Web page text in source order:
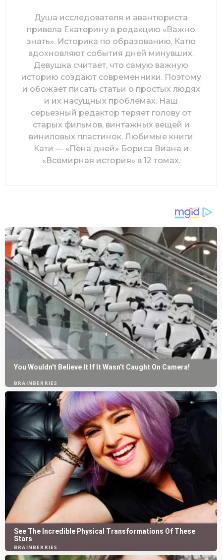
Душа исследователя и авантюриста
привела Екатерину в редакцию «Важно
знать». Историка по образованию, Катю
вдохновляют события дней минувших.
Девушка считает, что самую важную
историю создают современники. Поэтому
и обожает писать статьи о простых людях
и их насущных проблемах. Наш
серьезный редактор теряет голову от
старых фильмов, винтажных вещей и
виниловых пластинок. Любимые книги
Кати — «Пена дней» Бориса Виана и
«Всемирная история» в 12 томах.